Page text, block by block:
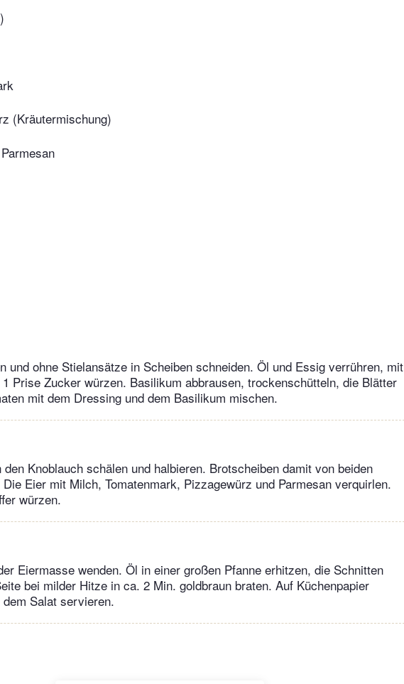
(Kräutermischung)
und ohne Stielansätze in Scheiben schneiden. Öl und Essig verrühren, mit
Prise Zucker würzen. Basilikum abbrausen, trockenschütteln, die Blätter
mit dem Dressing und dem Basilikum mischen.
Knoblauch schälen und halbieren. Brotscheiben damit von beiden
Eier mit Milch, Tomatenmark, Pizzagewürz und Parmesan verquirlen.
würzen.
Eiermasse wenden. Öl in einer großen Pfanne erhitzen, die Schnitten
bei milder Hitze in ca. 2 Min. goldbraun braten. Auf Küchenpapier
Salat servieren.